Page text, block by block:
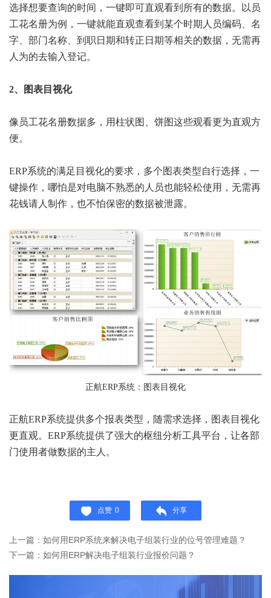
选择想要查询的时间，一键即可直观看到所有的数据。以员
工花名册为例，一键就能直观查看到某个时期人员编码、名
字、部门名称、到职日期和转正日期等相关的数据，无需再
人为的去输入登记。
2、图表目视化
像员工花名册数据多，用柱状图、饼图这些观看更为直观方
便。
ERP系统的满足目视化的要求，多个图表类型自行选择，一
键操作，哪怕是对电脑不熟悉的人员也能轻松使用，无需再
花钱请人制作，也不怕保密的数据被泄露。
正航ERP系统：图表目视化
正航ERP系统提供多个报表类型，随需求选择，图表目视化
更直观。ERP系统提供了强大的枢纽分析工具平台，让各部
门使用者做数据的主人。
点赞 0 分享
上一篇：如何用ERP系统来解决电子组装行业的位号管理难题？
下一篇：如何用ERP解决电子组装行业报价问题？